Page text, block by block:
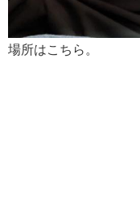
場所はこちら。